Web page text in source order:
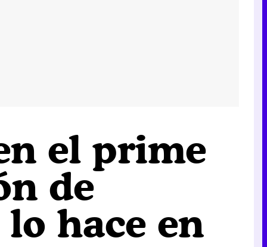
el prime
de
hace en